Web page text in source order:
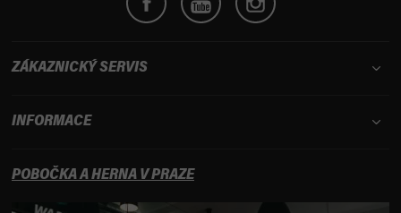
ZÁKAZNICKÝ SERVIS
INFORMACE
POBOČKA A HERNA V PRAZE